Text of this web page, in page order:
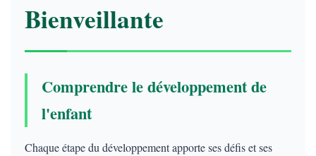
Bienveillante
Comprendre le développement de
l'enfant
Chaque étape du développement apporte ses défis et ses